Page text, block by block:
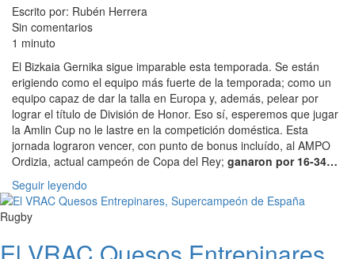
Escrito por: Rubén Herrera
Sin comentarios
1 minuto
El Bizkaia Gernika sigue imparable esta temporada. Se están
erigiendo como el equipo más fuerte de la temporada; como un
equipo capaz de dar la talla en Europa y, además, pelear por
lograr el título de División de Honor. Eso sí, esperemos que jugar
la Amlin Cup no le lastre en la competición doméstica. Esta
jornada lograron vencer, con punto de bonus incluído, al AMPO
Ordizia, actual campeón de Copa del Rey; ganaron por 16-34…
Seguir leyendo
Rugby